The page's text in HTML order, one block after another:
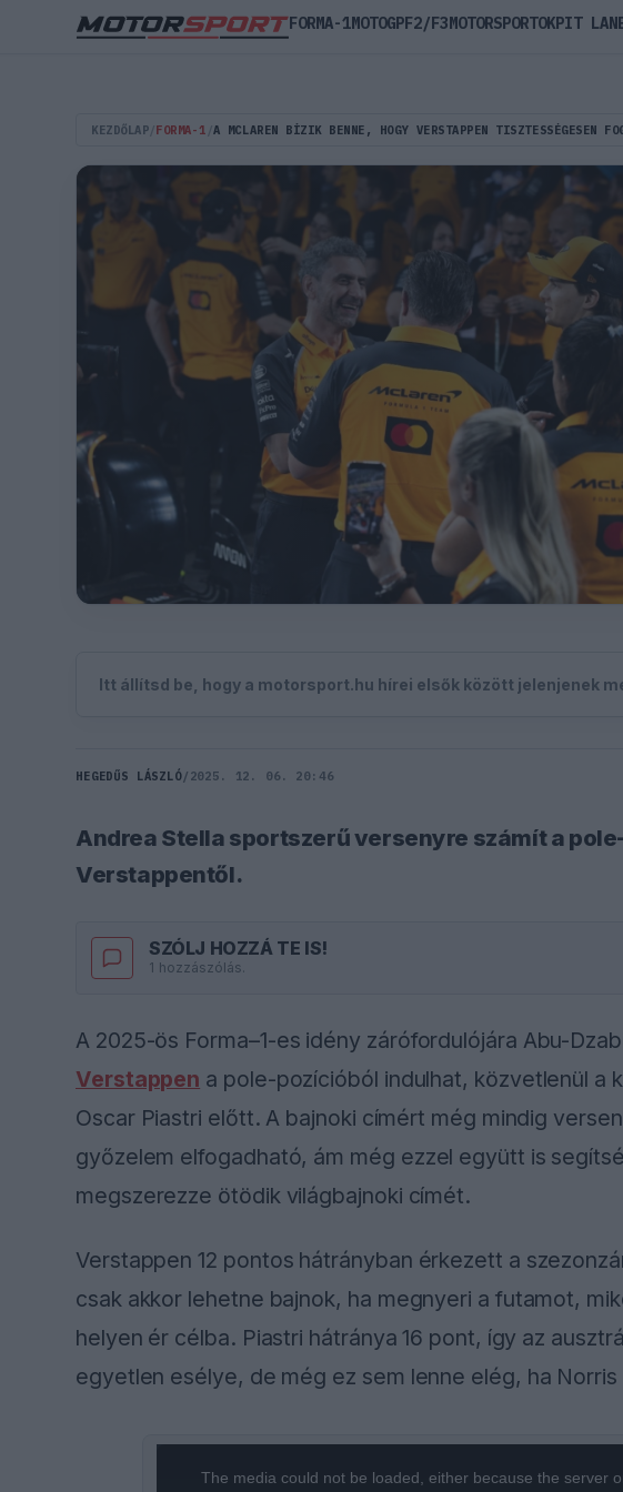
KEZDŐLAP FORMA-1 A MCLAREN BÍZIK BENNE, HOGY VERSTAPPEN TISZTESSÉGESEN
Itt állítsd be, hogy a motorsport.hu hírei elsők között jelenjenek
HEGEDŰS LÁSZLÓ/ 2025. 12. 06. 20:46
Andrea Stella sportszerű versenyre számít a
Verstappentől.
SZÓLJ HOZZÁ TE IS!
1 hozzászólás.
A 2025-ös Forma–1-es idény zárófordulójára Abu-
Verstappen a pole-pozícióból indulhat, közvetlenül a
Oscar Piastri előtt. A bajnoki címért még mindig
győzelem elfogadható, ám még ezzel együtt is
megszerezze ötödik világbajnoki címét.
Verstappen 12 pontos hátrányban érkezett a
csak akkor lehetne bajnok, ha megnyeri a futamot,
helyen ér célba. Piastri hátránya 16 pont, így az
egyetlen esélye, de még ez sem lenne elég, ha
The media could not be loaded, either because the server
FORMA-1MOTOGPF2/F3MOTORSPORTOKPIT